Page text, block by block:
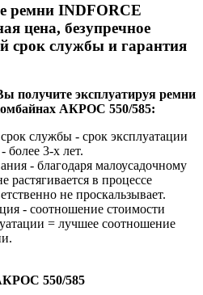
ремни INDFORCE
цена, безупречное
срок службы и гарантия
получите эксплуатируя ремни
АКРОС 550/585:
службы - срок эксплуатации
более 3-х лет.
- благодаря малоусадочному
растягивается в процессе
не проскальзывает.
- соотношение стоимости
= лучшее соотношение
550/585